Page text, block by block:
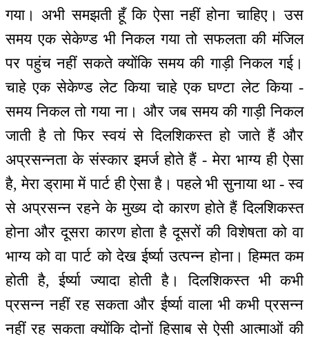
गया। अभी समझती हूँ कि ऐसा नहीं होना चाहिए। उस
समय एक सेकेण्ड भी निकल गया तो सफलता की मंजिल
पर पहुंच नहीं सकते क्योंकि समय की गाड़ी निकल गई।
चाहे एक सेकेण्ड लेट किया चाहे एक घण्टा लेट किया -
समय निकल तो गया ना। और जब समय की गाड़ी निकल
जाती है तो फिर स्वयं से दिलशिकस्त हो जाते हैं और
अप्रसन्नता के संस्कार इमर्ज होते हैं - मेरा भाग्य ही ऐसा
है, मेरा ड्रामा में पार्ट ही ऐसा है। पहले भी सुनाया था - स्व
से अप्रसन्न रहने के मुख्य दो कारण होते हैं दिलशिकस्त
होना और दूसरा कारण होता है दूसरों की विशेषता को वा
भाग्य को वा पार्ट को देख ईर्ष्या उत्पन्न होना। हिम्मत कम
होती है, ईर्ष्या ज्यादा होती है। दिलशिकस्त भी कभी
प्रसन्न नहीं रह सकता और ईर्ष्या वाला भी कभी प्रसन्न
नहीं रह सकता क्योंकि दोनों हिसाब से ऐसी आत्माओं की